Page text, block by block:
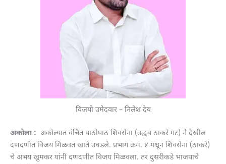
विजयी उमेदवार – निलेश देव
अकोला : अकोल्यात वंचित पाठोपाठ शिवसेना (उद्धव ठाकरे गट) ने देखील
दणदणीत विजय मिळवत खाते उघडले. प्रभाग क्रम. ४ मधून शिवसेना (ठाकरे)
चे अभय खुमकर यांनी दणदणीत विजय मिळवला. तर दुसरीकडे भाजपाचे